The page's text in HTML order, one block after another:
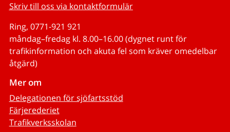
Skriv till oss via kontaktformulär
Ring, 0771-921 921
måndag–fredag kl. 8.00–16.00 (dygnet runt för
trafikinformation och akuta fel som kräver omedelbar
åtgärd)
Mer om
Delegationen för sjöfartsstöd
Färjerederiet
Trafikverksskolan